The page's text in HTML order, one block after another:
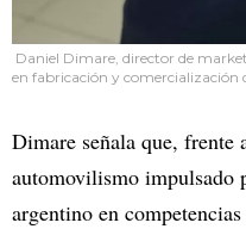
Daniel Dimare, director de
en fabricación y comercialización
Dimare señala que, frente
automovilismo impulsado
argentino en